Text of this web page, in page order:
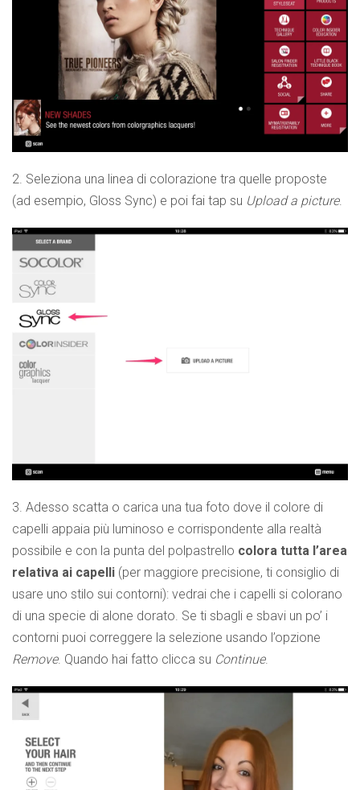
2. Seleziona una linea di colorazione tra quelle proposte
(ad esempio, Gloss Sync) e poi fai tap su Upload a picture.
3. Adesso scatta o carica una tua foto dove il colore di
capelli appaia più luminoso e corrispondente alla realtà
possibile e con la punta del polpastrello colora tutta l’area
relativa ai capelli (per maggiore precisione, ti consiglio di
usare uno stilo sui contorni): vedrai che i capelli si colorano
di una specie di alone dorato. Se ti sbagli e sbavi un po’ i
contorni puoi correggere la selezione usando l’opzione
Remove. Quando hai fatto clicca su Continue.